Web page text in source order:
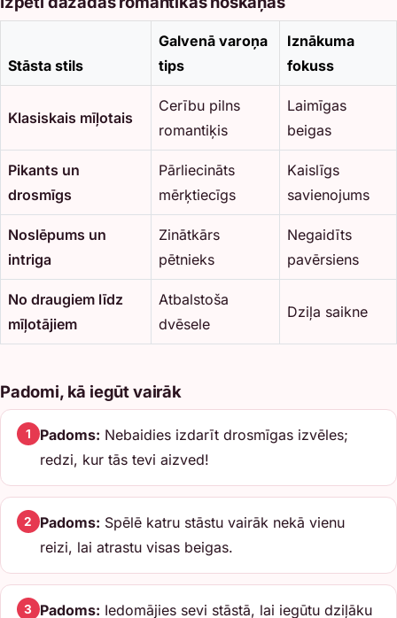
Stāsta stils
Galvenā varoņa
tips
Iznākuma
fokuss
Klasiskais mīļotais
Cerību pilns
romantiķis
Laimīgas
beigas
Pikants un
drosmīgs
Pārliecināts
mērķtiecīgs
Kaislīgs
savienojums
Noslēpums un
intriga
Zinātkārs
pētnieks
Negaidīts
pavērsiens
No draugiem līdz
mīļotājiem
Atbalstoša
dvēsele
Dziļa saikne
Padomi, kā iegūt vairāk
1 Padoms: Nebaidies izdarīt drosmīgas izvēles;
redzi, kur tās tevi aizved!
2 Padoms: Spēlē katru stāstu vairāk nekā vienu
reizi, lai atrastu visas beigas.
3 Padoms: Iedomājies sevi stāstā, lai iegūtu dziļāku